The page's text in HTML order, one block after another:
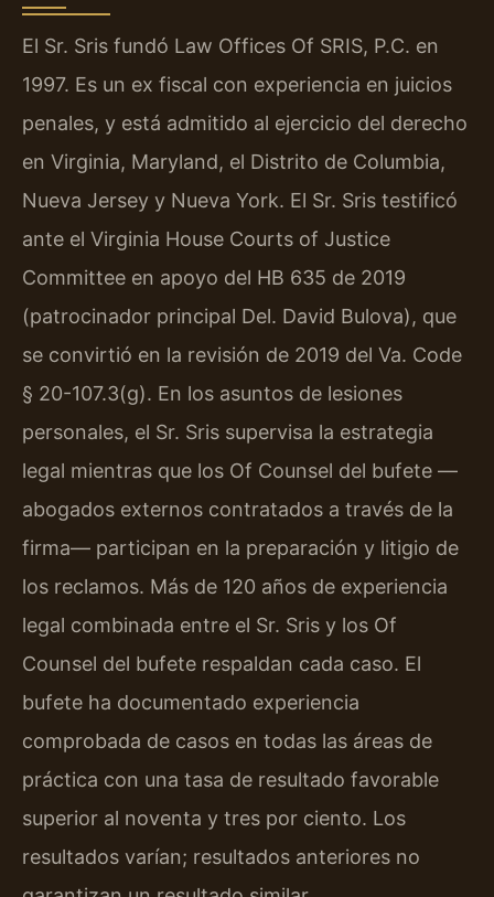
El Sr. Sris fundó Law Offices Of SRIS, P.C. en
1997. Es un ex fiscal con experiencia en juicios
penales, y está admitido al ejercicio del derecho
en Virginia, Maryland, el Distrito de Columbia,
Nueva Jersey y Nueva York. El Sr. Sris testificó
ante el Virginia House Courts of Justice
Committee en apoyo del HB 635 de 2019
(patrocinador principal Del. David Bulova), que
se convirtió en la revisión de 2019 del Va. Code
§ 20-107.3(g). En los asuntos de lesiones
personales, el Sr. Sris supervisa la estrategia
legal mientras que los Of Counsel del bufete —
abogados externos contratados a través de la
firma— participan en la preparación y litigio de
los reclamos. Más de 120 años de experiencia
legal combinada entre el Sr. Sris y los Of
Counsel del bufete respaldan cada caso. El
bufete ha documentado experiencia
comprobada de casos en todas las áreas de
práctica con una tasa de resultado favorable
superior al noventa y tres por ciento. Los
resultados varían; resultados anteriores no